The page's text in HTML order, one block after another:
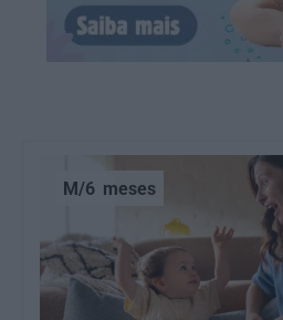
M/6 meses